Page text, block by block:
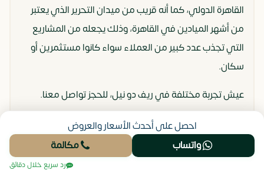
القاهرة الدولي، كما أنه قريب من ميدان التحرير الذي يعتبر
من أشهر الميادين في القاهرة، وذلك يجعله من المشاريع
التي تجذب عدد كبير من العملاء سواء كانوا مستثمرين أو
سكان.
عيش تجربة مختلفة في ريف دو نيل، للحجز تواصل معنا.
البروشور اتصل
التصميم المعماري لمشروع ريف دو نيل
احصل على أحدث الأسعار والعروض
واتساب
مكالمة
رد سريع خلال دقائق